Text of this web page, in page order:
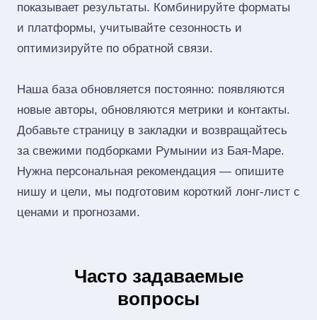
показывает результаты. Комбинируйте форматы
и платформы, учитывайте сезонность и
оптимизируйте по обратной связи.
Наша база обновляется постоянно: появляются
новые авторы, обновляются метрики и контакты.
Добавьте страницу в закладки и возвращайтесь
за свежими подборками Румынии из Бая-Маре.
Нужна персональная рекомендация — опишите
нишу и цели, мы подготовим короткий лонг‑лист с
ценами и прогнозами.
Часто задаваемые
вопросы